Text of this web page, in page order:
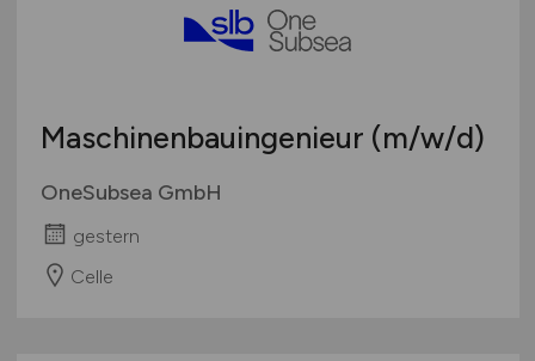
Maschinenbauingenieur (m/w/d)
OneSubsea GmbH
gestern
Celle